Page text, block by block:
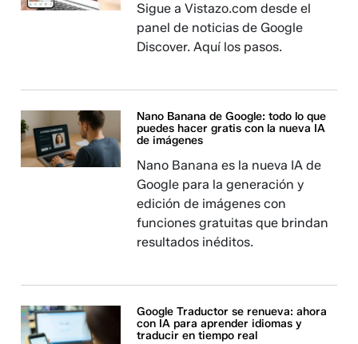
Sigue a Vistazo.com desde el
panel de noticias de Google
Discover. Aquí los pasos.
Nano Banana de Google: todo lo que
puedes hacer gratis con la nueva IA
de imágenes​​​​​​
Nano Banana es la nueva IA de
Google para la generación y
edición de imágenes con
funciones gratuitas que brindan
resultados inéditos.
Google Traductor se renueva: ahora
con IA para aprender idiomas y
traducir en tiempo real